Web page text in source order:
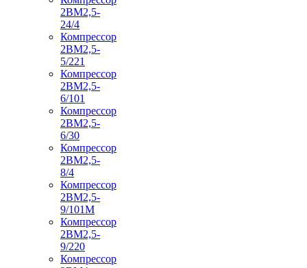
2ВМ2,5-
24/4
Компрессор
2ВМ2,5-
5/221
Компрессор
2ВМ2,5-
6/101
Компрессор
2ВМ2,5-
6/30
Компрессор
2ВМ2,5-
8/4
Компрессор
2ВМ2,5-
9/101М
Компрессор
2ВМ2,5-
9/220
Компрессор